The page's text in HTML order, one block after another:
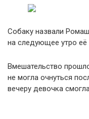
Собаку назвали
на следующее утро её
Вмешательство
не могла очнуться
вечеру девочка